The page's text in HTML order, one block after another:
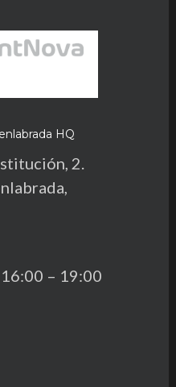
HQ
2.
16:00 – 19:00